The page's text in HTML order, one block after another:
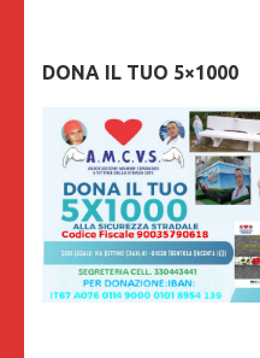
DONA IL TUO 5×1000